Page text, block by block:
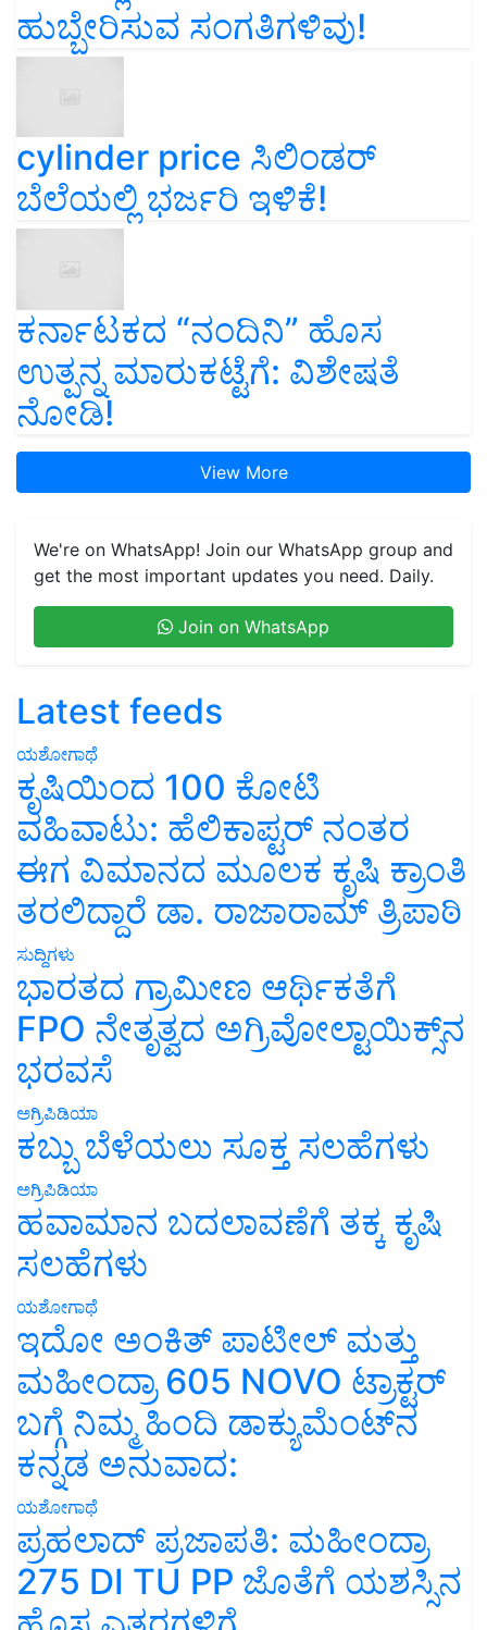
ಹುಬ್ಬೇರಿಸುವ ಸಂಗತಿಗಳಿವು!
cylinder price ಸಿಲಿಂಡರ್‌
ಬೆಲೆಯಲ್ಲಿ ಭರ್ಜರಿ ಇಳಿಕೆ!
ಕರ್ನಾಟಕದ “ನಂದಿನಿ” ಹೊಸ
ಉತ್ಪನ್ನ ಮಾರುಕಟ್ಟೆಗೆ: ವಿಶೇಷತೆ
ನೋಡಿ!
View More
We're on WhatsApp! Join our WhatsApp group and
get the most important updates you need. Daily.
Join on WhatsApp
Latest feeds
ಯಶೋಗಾಥೆ
ಕೃಷಿಯಿಂದ 100 ಕೋಟಿ
ವಹಿವಾಟು: ಹೆಲಿಕಾಪ್ಟರ್ ನಂತರ
ಈಗ ವಿಮಾನದ ಮೂಲಕ ಕೃಷಿ ಕ್ರಾಂತಿ
ತರಲಿದ್ದಾರೆ ಡಾ. ರಾಜಾರಾಮ್ ತ್ರಿಪಾಠಿ
ಸುದ್ದಿಗಳು
ಭಾರತದ ಗ್ರಾಮೀಣ ಆರ್ಥಿಕತೆಗೆ
FPO ನೇತೃತ್ವದ ಅಗ್ರಿವೋಲ್ಟಾಯಿಕ್ಸ್‌ನ
ಭರವಸೆ
ಅಗ್ರಿಪಿಡಿಯಾ
ಕಬ್ಬು ಬೆಳೆಯಲು ಸೂಕ್ತ ಸಲಹೆಗಳು
ಅಗ್ರಿಪಿಡಿಯಾ
ಹವಾಮಾನ ಬದಲಾವಣೆಗೆ ತಕ್ಕ ಕೃಷಿ
ಸಲಹೆಗಳು
ಯಶೋಗಾಥೆ
ಇದೋ ಅಂಕಿತ್ ಪಾಟೀಲ್ ಮತ್ತು
ಮಹೀಂದ್ರಾ 605 NOVO ಟ್ರಾಕ್ಟರ್
ಬಗ್ಗೆ ನಿಮ್ಮ ಹಿಂದಿ ಡಾಕ್ಯುಮೆಂಟ್‌ನ
ಕನ್ನಡ ಅನುವಾದ:
ಯಶೋಗಾಥೆ
ಪ್ರಹಲಾದ್ ಪ್ರಜಾಪತಿ: ಮಹೀಂದ್ರಾ
275 DI TU PP ಜೊತೆಗೆ ಯಶಸ್ಸಿನ